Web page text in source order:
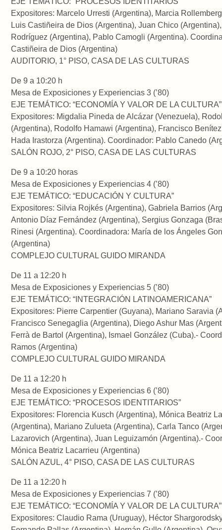
Expositores: Marcelo Urresti (Argentina), Marcia
Luis Castiñeira de Dios (Argentina), Juan Chico
Rodríguez (Argentina), Pablo Camogli (Argentina).
Castiñeira de Dios (Argentina)
AUDITORIO, 1° PISO, CASA DE LAS CULTURAS
De 9 a 10:20 h
Mesa de Exposiciones y Experiencias 3 (’80)
EJE TEMÁTICO: “ECONOMÍA Y VALOR DE LA CULTURA”
Expositores: Migdalia Pineda de Alcázar (Venezuela),
(Argentina), Rodolfo Hamawi (Argentina), Francisco
Hada Irastorza (Argentina). Coordinador: Pablo Canedo
SALÓN ROJO, 2° PISO, CASA DE LAS CULTURAS
De 9 a 10:20 horas
Mesa de Exposiciones y Experiencias 4 (’80)
EJE TEMÁTICO: “EDUCACIÓN Y CULTURA”
Expositores: Silvia Rojkés (Argentina), Gabriela Barrios
Antonio Díaz Fernández (Argentina), Sergius Gonzaga
Rinesi (Argentina). Coordinadora: María de los Ángeles
(Argentina)
COMPLEJO CULTURAL GUIDO MIRANDA
De 11 a 12:20 h
Mesa de Exposiciones y Experiencias 5 (’80)
EJE TEMÁTICO: “INTEGRACIÓN LATINOAMERICANA”
Expositores: Pierre Carpentier (Guyana), Mariano Saravia
Francisco Senegaglia (Argentina), Diego Ashur Mas
Ferrà de Bartol (Argentina), Ismael González (Cuba).-
Ramos (Argentina)
COMPLEJO CULTURAL GUIDO MIRANDA
De 11 a 12:20 h
Mesa de Exposiciones y Experiencias 6 (’80)
EJE TEMÁTICO: “PROCESOS IDENTITARIOS”
Expositores: Florencia Kusch (Argentina), Mónica Beatriz
(Argentina), Mariano Zulueta (Argentina), Carla Tanco
Lazarovich (Argentina), Juan Leguizamón (Argentina).-
Mónica Beatriz Lacarrieu (Argentina)
SALÓN AZUL, 4° PISO, CASA DE LAS CULTURAS
De 11 a 12:20 h
Mesa de Exposiciones y Experiencias 7 (’80)
EJE TEMÁTICO: “ECONOMÍA Y VALOR DE LA CULTURA”
Expositores: Claudio Rama (Uruguay), Héctor